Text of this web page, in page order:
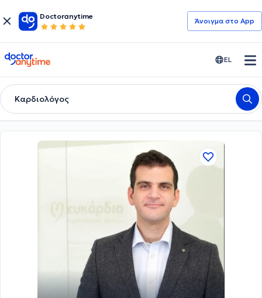
Doctoranytime
Άνοιγμα στο App
doctoranytime EL
Καρδιολόγος